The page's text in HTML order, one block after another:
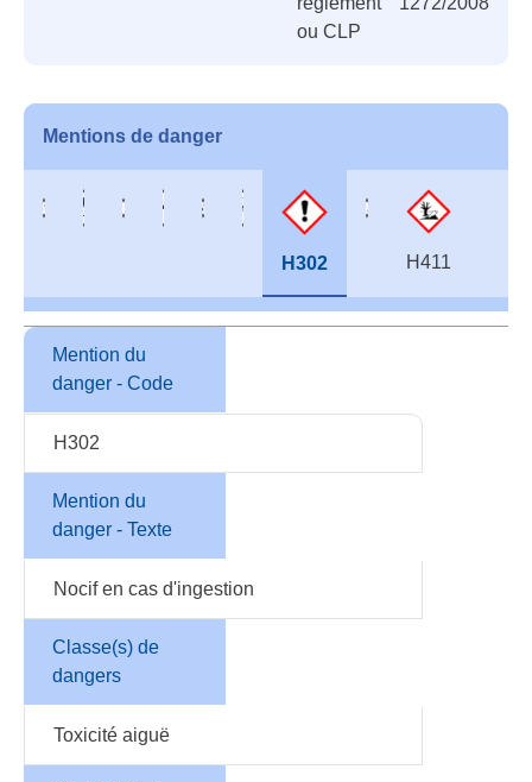
ou CLP
Mentions de danger
H302 H411
Mention du
danger - Code
H302
Mention du
danger - Texte
Nocif en cas d'ingestion
Classe(s) de
dangers
Toxicité aiguë